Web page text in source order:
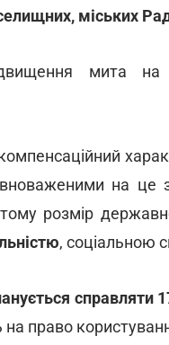
міських
мита на
на
розмір
, соціальною
справляти
на право